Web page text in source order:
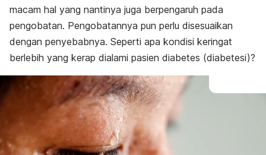
macam hal yang nantinya juga berpengaruh pada
pengobatan. Pengobatannya pun perlu disesuaikan
dengan penyebabnya. Seperti apa kondisi keringat
berlebih yang kerap dialami pasien diabetes (diabetesi)?